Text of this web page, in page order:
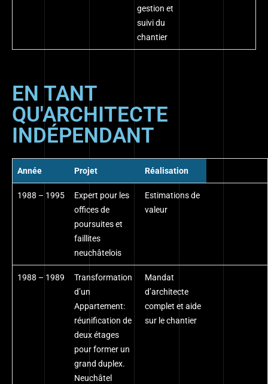
gestion et
suivi du
chantier
EN TANT
QU'ARCHITECTE
INDÉPENDANT
Année Projet Réalisation
1988 – 1995
Expert pour les
offices de
poursuites et
faillites
neuchâtelois
Estimations de
valeur
1988 – 1989
Transformation
d’un
Appartement:
réunification de
deux étages
pour former un
grand duplex.
Neuchâtel
Mandat
d’architecte
complet et aide
sur le chantier